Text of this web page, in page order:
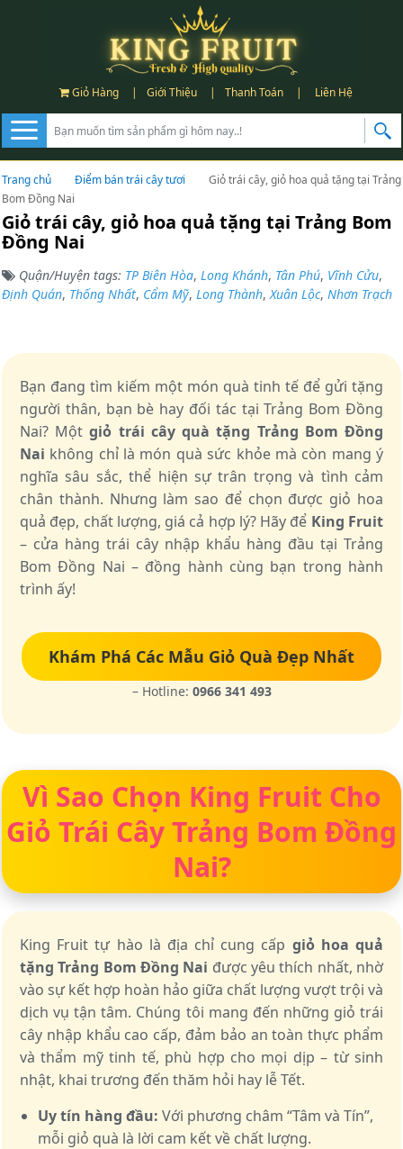
Giỏ Hàng | Giới Thiệu | Thanh Toán | Liên Hệ
Trang chủ Điểm bán trái cây tươi
Giỏ trái cây, giỏ hoa quả tặng tại Trảng
Bom Đồng Nai
Giỏ trái cây, giỏ hoa quả tặng tại Trảng Bom
Đồng Nai
Quận/Huyện tags: TP Biên Hòa, Long Khánh, Tân Phú, Vĩnh Cửu,
Định Quán, Thống Nhất, Cẩm Mỹ, Long Thành,Xuân Lộc, Nhơn Trạch
Bạn đang tìm kiếm một món quà tinh tế để gửi tặng
người thân, bạn bè hay đối tác tại Trảng Bom Đồng
Nai? Mộtgiỏ trái cây quà tặng Trảng Bom Đồng
Nai không chỉ là món quà sức khỏe mà còn mang ý
nghĩa sâu sắc, thể hiện sự trân trọng và tình cảm
chân thành. Nhưng làm sao để chọn được giỏ hoa
quả đẹp, chất lượng, giá cả hợp lý? Hãy để King Fruit
– cửa hàng trái cây nhập khẩu hàng đầu tại Trảng
Bom Đồng Nai – đồng hành cùng bạn trong hành
trình ấy!
Khám Phá Các Mẫu Giỏ Quà Đẹp Nhất
– Hotline: 0966 341 493
Vì Sao Chọn King Fruit Cho
Giỏ Trái Cây Trảng Bom Đồng
Nai?
King Fruit tự hào là địa chỉ cung cấp giỏ hoa quả
tặng Trảng Bom Đồng Nai được yêu thích nhất, nhờ
vào sự kết hợp hoàn hảo giữa chất lượng vượt trội và
dịch vụ tận tâm. Chúng tôi mang đến những giỏ trái
cây nhập khẩu cao cấp, đảm bảo an toàn thực phẩm
và thẩm mỹ tinh tế, phù hợp cho mọi dịp – từ sinh
nhật, khai trương đến thăm hỏi hay lễ Tết.
Uy tín hàng đầu: Với phương châm “Tâm và Tín”,
mỗi giỏ quà là lời cam kết về chất lượng.